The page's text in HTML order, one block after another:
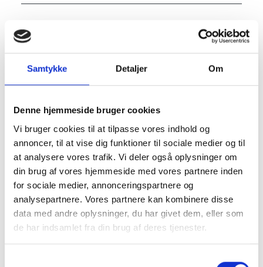
Samtykke Detaljer Om
Denne hjemmeside bruger cookies
Vi bruger cookies til at tilpasse vores indhold og
annoncer, til at vise dig funktioner til sociale medier og til
at analysere vores trafik. Vi deler også oplysninger om
din brug af vores hjemmeside med vores partnere inden
for sociale medier, annonceringspartnere og
analysepartnere. Vores partnere kan kombinere disse
data med andre oplysninger, du har givet dem, eller som
de har indsamlet fra din brug af deres tjenester.
Er der mulighed for at få
tagmaterialer?
Hvem kan jeg kontakte med
spørgsmål?